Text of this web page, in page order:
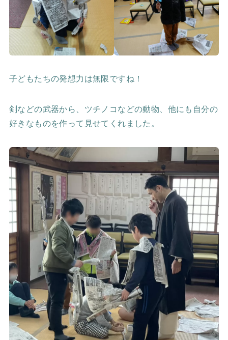
子どもたちの発想力は無限ですね！
剣などの武器から、ツチノコなどの動物、他にも自分の
好きなものを作って見せてくれました。